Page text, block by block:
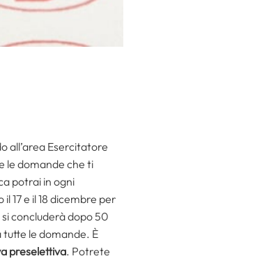
all’area Esercitatore
le domande che ti
potrai in ogni
17 e il 18 dicembre per
concluderà dopo 50
tutte le domande. È
preselettiva. Potrete